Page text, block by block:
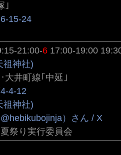
｣
15-24
21:00-6 17:00-19:00
祖神社)
大井町線｢中延｣
4-12
祖神社)
）さん / X
祭り実行委員会